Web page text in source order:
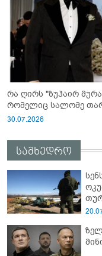
რა ღირს "ზუჰაირ მურადის" ულამაზესი საქორწინო კაბა,
რომელიც სალომე
30.07.2026
სამხედრო